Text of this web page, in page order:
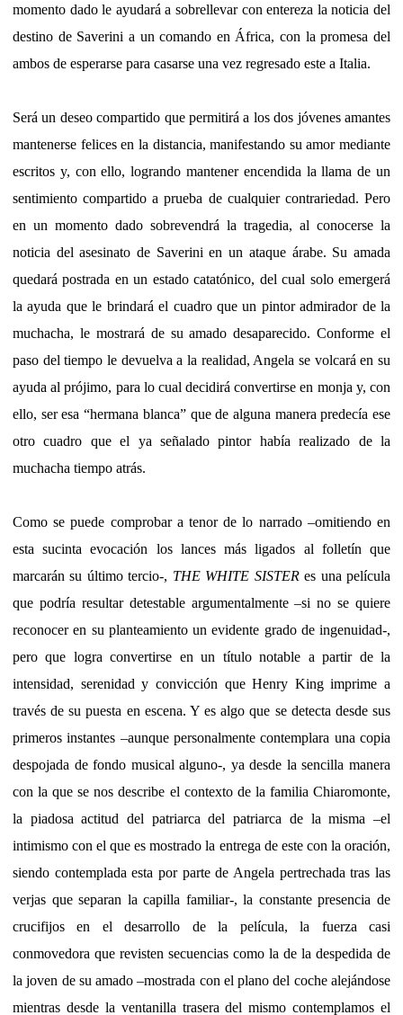
momento dado le ayudará a sobrellevar con entereza la noticia del
destino de Saverini a un comando en África, con la promesa del
ambos de esperarse para casarse una vez regresado este a Italia.
Será un deseo compartido que permitirá a los dos jóvenes amantes
mantenerse felices en la distancia, manifestando su amor mediante
escritos y, con ello, logrando mantener encendida la llama de un
sentimiento compartido a prueba de cualquier contrariedad. Pero
en un momento dado sobrevendrá la tragedia, al conocerse la
noticia del asesinato de Saverini en un ataque árabe. Su amada
quedará postrada en un estado catatónico, del cual solo emergerá
la ayuda que le brindará el cuadro que un pintor admirador de la
muchacha, le mostrará de su amado desaparecido. Conforme el
paso del tiempo le devuelva a la realidad, Angela se volcará en su
ayuda al prójimo, para lo cual decidirá convertirse en monja y, con
ello, ser esa “hermana blanca” que de alguna manera predecía ese
otro cuadro que el ya señalado pintor había realizado de la
muchacha tiempo atrás.
Como se puede comprobar a tenor de lo narrado –omitiendo en
esta sucinta evocación los lances más ligados al folletín que
marcarán su último tercio-, THE WHITE SISTERes una película
que podría resultar detestable argumentalmente –si no se quiere
reconocer en su planteamiento un evidente grado de ingenuidad-,
pero que logra convertirse en un título notable a partir de la
intensidad, serenidad y convicción que Henry King imprime a
través de su puesta en escena. Y es algo que se detecta desde sus
primeros instantes –aunque personalmente contemplara una copia
despojada de fondo musical alguno-, ya desde la sencilla manera
con la que se nos describe el contexto de la familia Chiaromonte,
la piadosa actitud del patriarca del patriarca de la misma –el
intimismo con el que es mostrado la entrega de este con la oración,
siendo contemplada esta por parte de Angela pertrechada tras las
verjas que separan la capilla familiar-, la constante presencia de
crucifijos en el desarrollo de la película, la fuerza casi
conmovedora que revisten secuencias como la de la despedida de
la joven de su amado –mostrada con el plano del coche alejándose
mientras desde la ventanilla trasera del mismo contemplamos el